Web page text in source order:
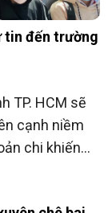
tin đến trường
TP. HCM sẽ
cạnh niềm
chi khiến